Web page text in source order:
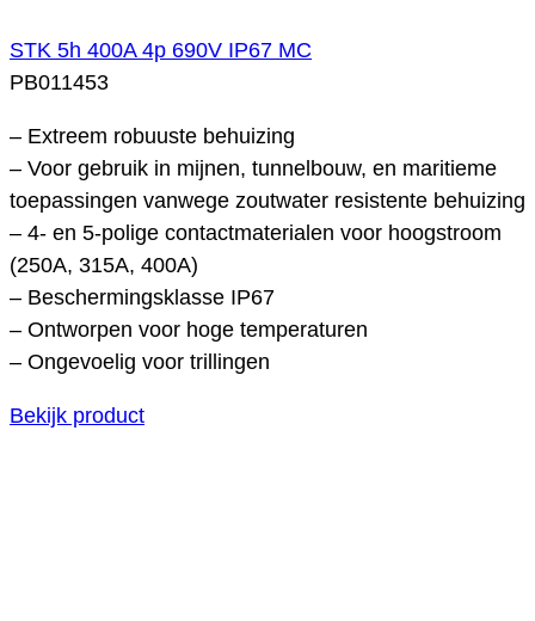
STK 5h 400A 4p 690V IP67 MC
PB011453
– Extreem robuuste behuizing
– Voor gebruik in mijnen, tunnelbouw, en maritieme
toepassingen vanwege zoutwater resistente behuizing
– 4- en 5-polige contactmaterialen voor hoogstroom
(250A, 315A, 400A)
– Beschermingsklasse IP67
– Ontworpen voor hoge temperaturen
– Ongevoelig voor trillingen
Bekijk product